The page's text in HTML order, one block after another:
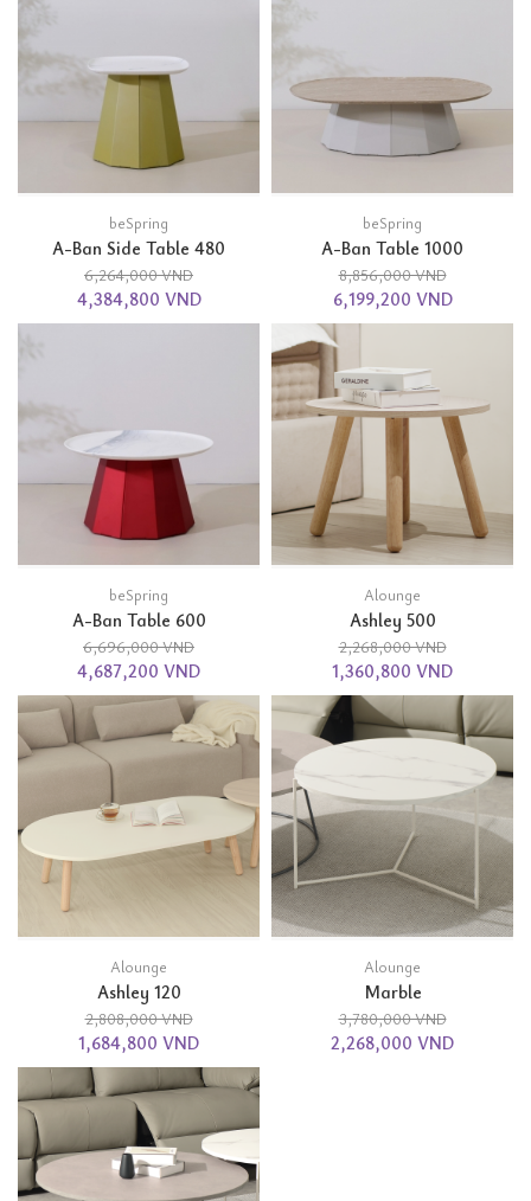
beSpring
A-Ban Side Table 480
6,264,000 VND
4,384,800 VND
beSpring
A-Ban Table 1000
8,856,000 VND
6,199,200 VND
beSpring
A-Ban Table 600
6,696,000 VND
4,687,200 VND
Alounge
Ashley 500
2,268,000 VND
1,360,800 VND
Alounge
Ashley 120
2,808,000 VND
1,684,800 VND
Alounge
Marble
3,780,000 VND
2,268,000 VND